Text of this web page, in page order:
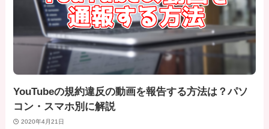
YouTubeの規約違反の動画を報告する方法は？パソ
コン・スマホ別に解説
2020年4月21日